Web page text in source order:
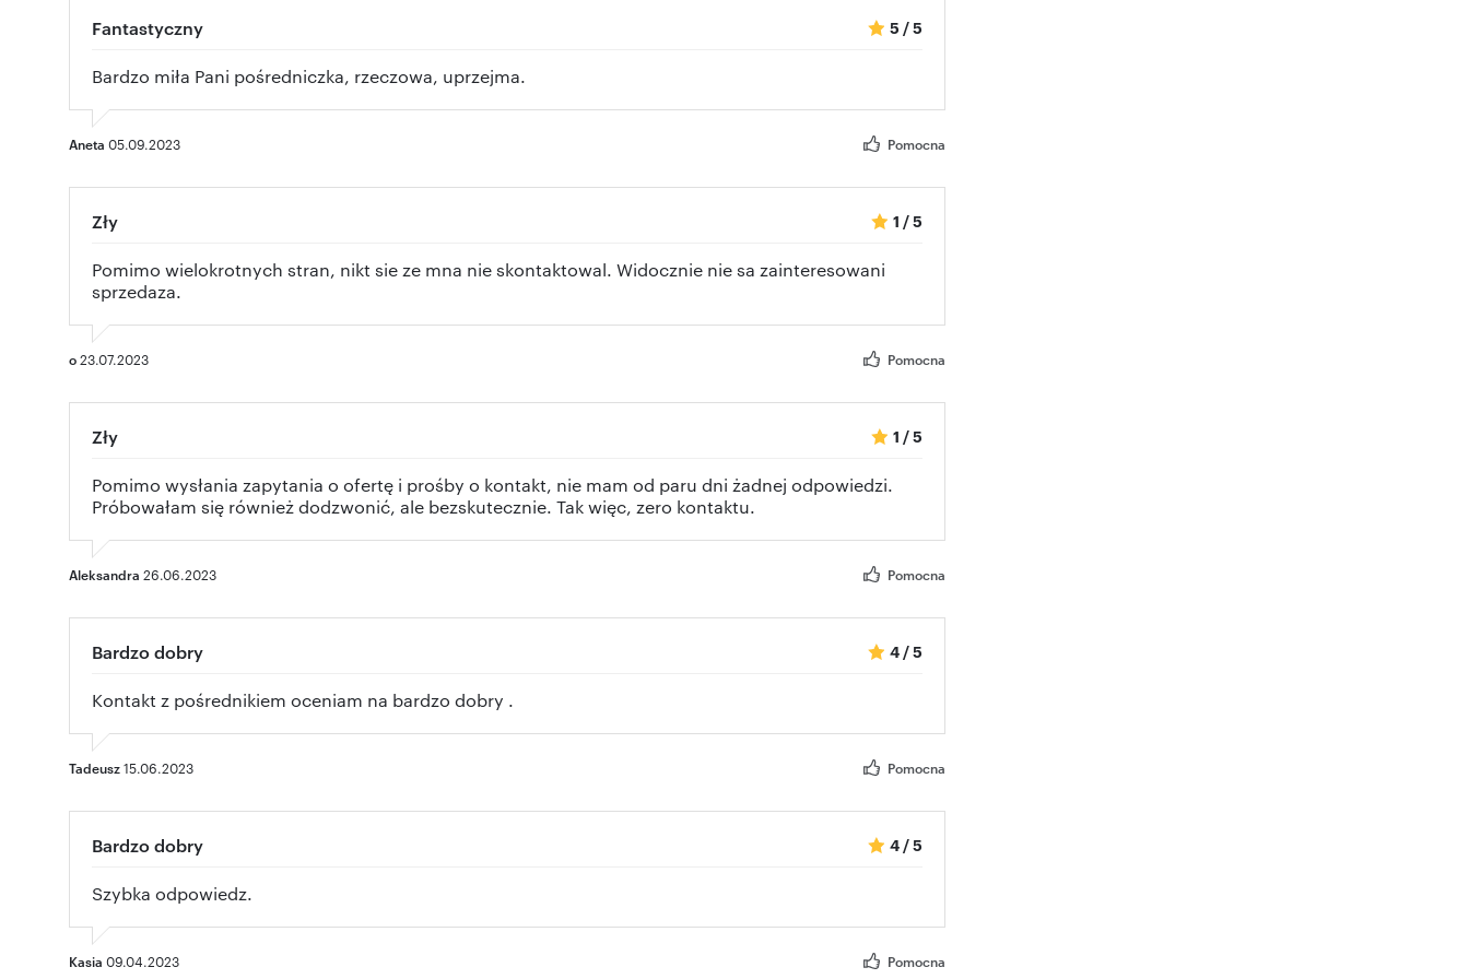
Fantastyczny 5 /5
Bardzo miła Pani pośredniczka, rzeczowa, uprzejma.
Aneta 05.09.2023 Pomocna
Zły 1 /5
Pomimo wielokrotnych stran, nikt sie ze mna nie skontaktowal. Widocznie nie sa zainteresowani
sprzedaza.
o23.07.2023 Pomocna
Zły 1 /5
Pomimo wysłania zapytania o ofertę i prośby o kontakt, nie mam od paru dni żadnej odpowiedzi.
Próbowałam się również dodzwonić, ale bezskutecznie. Tak więc, zero kontaktu.
Aleksandra 26.06.2023 Pomocna
Bardzo dobry 4 /5
Kontakt z pośrednikiem oceniam na bardzo dobry .
Tadeusz15.06.2023 Pomocna
Bardzo dobry 4 /5
Szybka odpowiedz.
Kasia 09.04.2023 Pomocna